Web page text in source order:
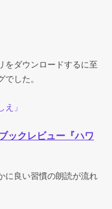
をダウンロードするに至
した。
」
ックレビュー『ハワ
に良い習慣の朗読が流れ